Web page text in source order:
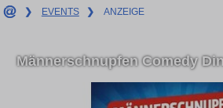
❯ EVENTS ❯ ANZEIGE
Männerschnupfen Comedy